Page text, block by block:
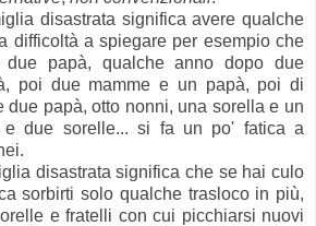
disastrata significa avere qualche
difficoltà a spiegare per esempio che
papà, qualche anno dopo due
poi due mamme e un papà, poi di
due papà, otto nonni, una sorella e un
e due sorelle... si fa un po' fatica a
disastrata significa che se hai culo
sorbirti solo qualche trasloco in più,
e fratelli con cui picchiarsi nuovi